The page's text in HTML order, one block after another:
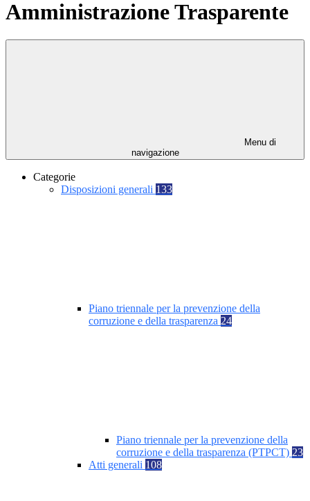
Amministrazione Trasparente
Menu di
navigazione
Categorie
Disposizioni generali 133
Piano triennale per la prevenzione della
corruzione e della trasparenza 24
Piano triennale per la prevenzione della
corruzione e della trasparenza (PTPCT) 23
Atti generali 108